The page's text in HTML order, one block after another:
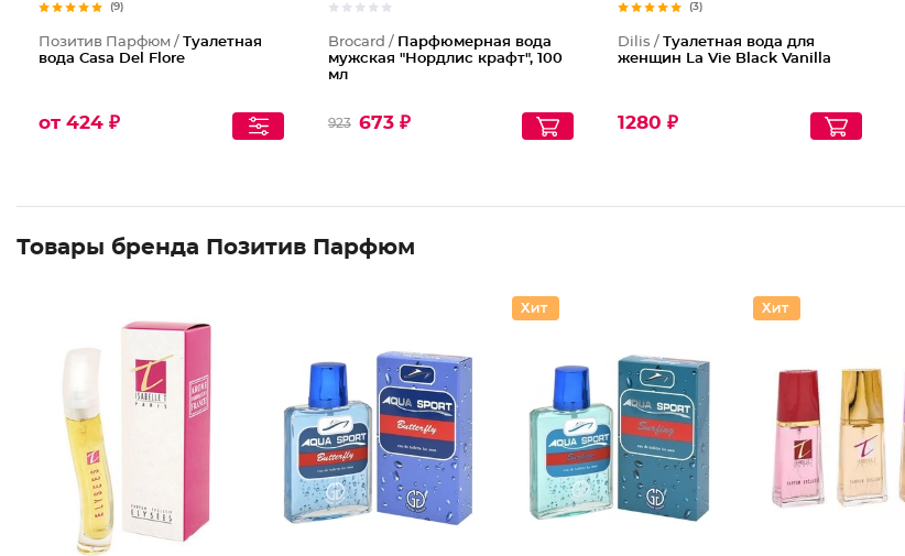
(9)
Позитив Парфюм / Туалетная
вода Casa Del Flore
от 424 ₽
Brocard / Парфюмерная вода
мужская "Нордлис крафт", 100
мл
923 673 ₽
(3)
Dilis / Туалетная вода для
женщин La Vie Black Vanilla
1280 ₽
Товары бренда Позитив Парфюм